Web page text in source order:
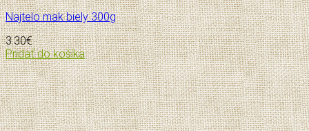
Najtelo mak biely 300g
3.30€
Pridať do košíka